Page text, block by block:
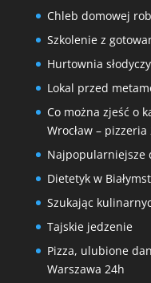
Chleb domowej
Szkolenie z
Hurtownia słodyczy
Lokal przed
Co można zjeść o
Wrocław – pizzeria
Najpopularniejsze
Dietetyk w
Szukając
Tajskie jedzenie
Pizza, ulubione
Warszawa 24h